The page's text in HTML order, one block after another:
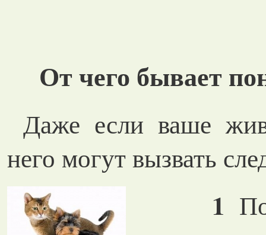
От чего бывает
Даже если ваше
него могут вызвать
1